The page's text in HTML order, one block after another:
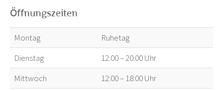
Öffnungszeiten
Montag
Ruhetag
Dienstag
12:00 – 20:00 Uhr
Mittwoch
12:00 – 18:00 Uhr